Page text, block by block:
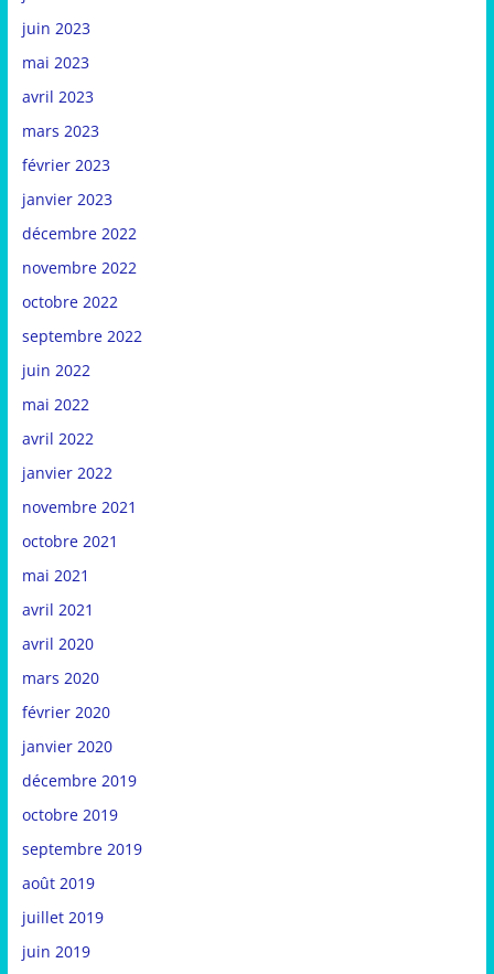
juin 2023
mai 2023
avril 2023
mars 2023
février 2023
janvier 2023
décembre 2022
novembre 2022
octobre 2022
septembre 2022
juin 2022
mai 2022
avril 2022
janvier 2022
novembre 2021
octobre 2021
mai 2021
avril 2021
avril 2020
mars 2020
février 2020
janvier 2020
décembre 2019
octobre 2019
septembre 2019
août 2019
juillet 2019
juin 2019